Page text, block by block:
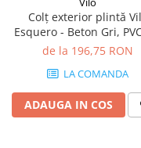
Colț exterior plintă
Esquero - Beton Gri,
buc/cutie, compatibil
de la 196,75 RON
LA COMANDA
ADAUGA IN COS